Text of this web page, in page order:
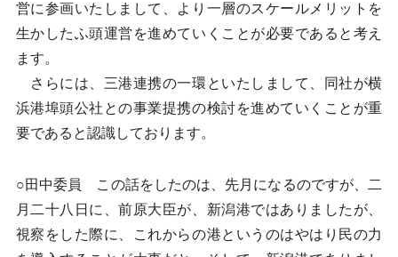
営に参画いたしまして、より一層のスケールメリットを
生かしたふ頭運営を進めていくことが必要であると考え
ます。
さらには、三港連携の一環といたしまして、同社が横
浜港埠頭公社との事業提携の検討を進めていくことが重
要であると認識しております。
○田中委員 この話をしたのは、先月になるのですが、二
月二十八日に、前原大臣が、新潟港ではありましたが、
視察をした際に、これからの港というのはやはり民の力